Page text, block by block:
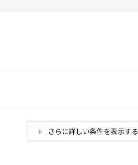
さらに詳しい条件を表示する